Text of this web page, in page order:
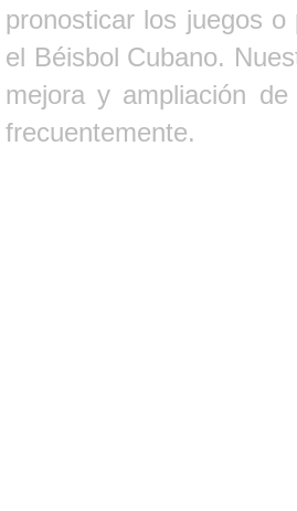
pronosticar los juegos
el Béisbol Cubano.
mejora y ampliación
frecuentemente.